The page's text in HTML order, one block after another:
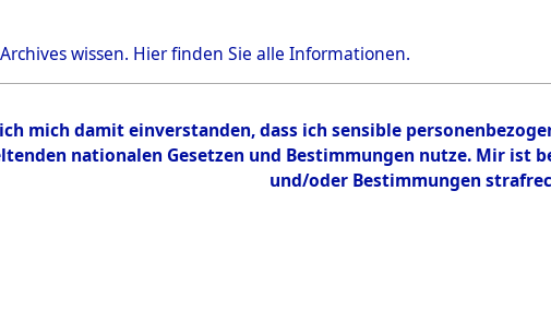
Bestand
wissen. Hierfinden Sie alle Informationen.
mich damit einverstanden, dass ich sensible
nationalen Gesetzen und Bestimmungen nutze. Mir ist
und/oder Bestimmungen